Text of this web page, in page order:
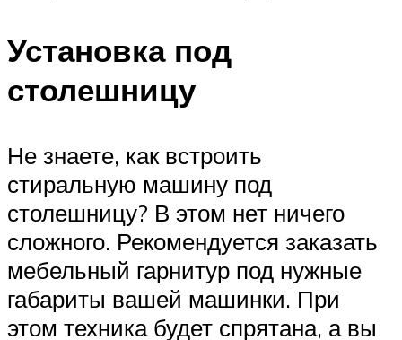
Установка под
столешницу
Не знаете, как встроить
стиральную машину под
столешницу? В этом нет ничего
сложного. Рекомендуется заказать
мебельный гарнитур под нужные
габариты вашей машинки. При
этом техника будет спрятана, а вы